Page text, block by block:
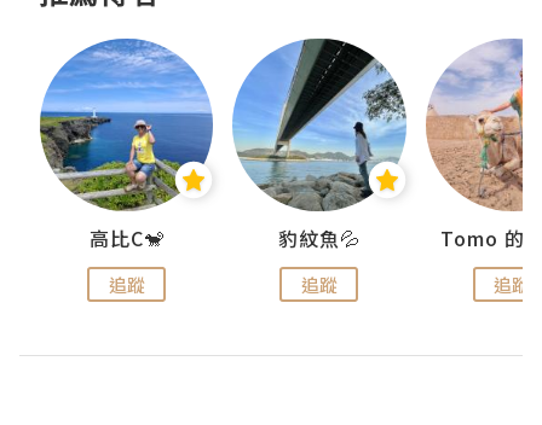
高比C🐒
追蹤
豹紋魚💦
追蹤 追蹤